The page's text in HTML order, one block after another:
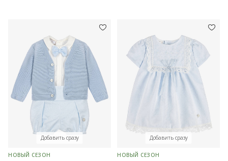
Добавить сразу
НОВЫЙ СЕЗОН
Добавить сразу
НОВЫЙ СЕЗОН